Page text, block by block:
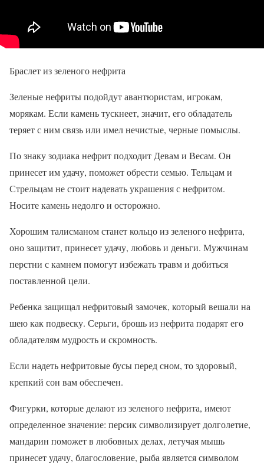
Браслет из зеленого нефрита
Зеленые нефриты подойдут авантюристам, игрокам,
морякам. Если камень тускнеет, значит, его обладатель
теряет с ним связь или имел нечистые, черные помыслы.
По знаку зодиака нефрит подходит Девам и Весам. Он
принесет им удачу, поможет обрести семью. Тельцам и
Стрельцам не стоит надевать украшения с нефритом.
Носите камень недолго и осторожно.
Хорошим талисманом станет кольцо из зеленого нефрита,
оно защитит, принесет удачу, любовь и деньги. Мужчинам
перстни с камнем помогут избежать травм и добиться
поставленной цели.
Ребенка защищал нефритовый замочек, который вешали на
шею как подвеску. Серьги, брошь из нефрита подарят его
обладателям мудрость и скромность.
Если надеть нефритовые бусы перед сном, то здоровый,
крепкий сон вам обеспечен.
Фигурки, которые делают из зеленого нефрита, имеют
определенное значение: персик символизирует долголетие,
мандарин поможет в любовных делах, летучая мышь
принесет удачу, благословение, рыба является символом